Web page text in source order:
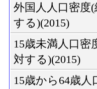
外国人人口密度
する)(2015)
15歳未満人口密
対する)(2015)
15歳から64歳人